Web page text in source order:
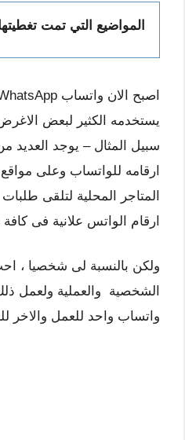
المواضيع التي تمت
يستخدمه الكثير لبعض
سبيل المثال – يوجد العديد
ارقامه للواتساب وعلى مواقع
المتاجر المحلية لتلقى
ارقام الواتس علانية فى كافة
ولكن بالنسبة لى شخصيا ،
الشخصية والعملية ولعمل
واتساب واحد للعمل والاخر